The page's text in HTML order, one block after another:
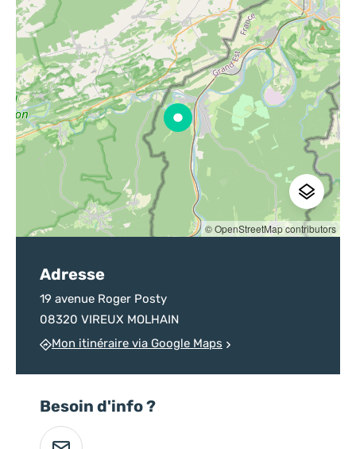
© OpenStreetMap contributors
Adresse
19 avenue Roger Posty
08320 VIREUX MOLHAIN
Mon itinéraire via Google Maps
Besoin d'info ?